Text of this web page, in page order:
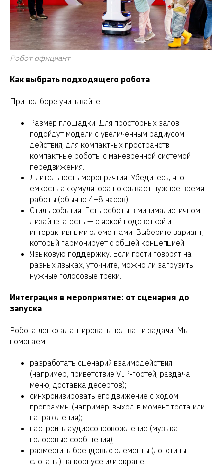
Робот официант
Как выбрать подходящего робота
При подборе учитывайте:
Размер площадки. Для просторных залов
подойдут модели с увеличенным радиусом
действия, для компактных пространств —
компактные роботы с маневренной системой
передвижения.
Длительность мероприятия. Убедитесь, что
емкость аккумулятора покрывает нужное время
работы (обычно 4–8 часов).
Стиль события. Есть роботы в минималистичном
дизайне, а есть — с яркой подсветкой и
интерактивными элементами. Выберите вариант,
который гармонирует с общей концепцией.
Языковую поддержку. Если гости говорят на
разных языках, уточните, можно ли загрузить
нужные голосовые треки.
Интеграция в мероприятие: от сценария до
запуска
Робота легко адаптировать под ваши задачи. Мы
помогаем:
разработать сценарий взаимодействия
(например, приветствие VIP‑гостей, раздача
меню, доставка десертов);
синхронизировать его движение с ходом
программы (например, выход в момент тоста или
награждения);
настроить аудиосопровождение (музыка,
голосовые сообщения);
разместить брендовые элементы (логотипы,
слоганы) на корпусе или экране.